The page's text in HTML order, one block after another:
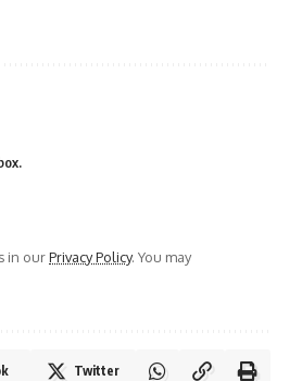
in ourPrivacy Policy. You may
Twitter